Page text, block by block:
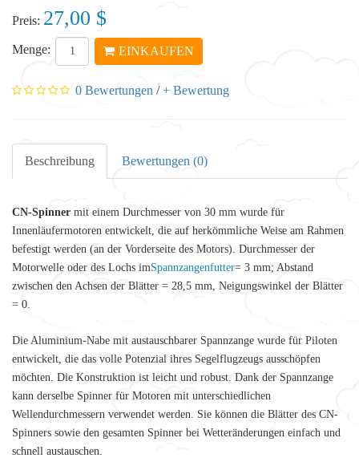
Preis: 27,00 $
Menge: EINKAUFEN
0 Bewertungen /+ Bewertung
Beschreibung Bewertungen (0)
CN-Spinner mit einem Durchmesser von 30 mm wurde für
Innenläufermotoren entwickelt, die auf herkömmliche Weise am Rahmen
befestigt werden (an der Vorderseite des Motors). Durchmesser der
Motorwelle oder des Lochs imSpannzangenfutter= 3 mm; Abstand
zwischen den Achsen der Blätter = 28,5 mm, Neigungswinkel der Blätter
= 0.
Die Aluminium-Nabe mit austauschbarer Spannzange wurde für Piloten
entwickelt, die das volle Potenzial ihres Segelflugzeugs ausschöpfen
möchten. Die Konstruktion ist leicht und robust. Dank der Spannzange
kann derselbe Spinner für Motoren mit unterschiedlichen
Wellendurchmessern verwendet werden. Sie können die Blätter des CN-
Spinners sowie den gesamten Spinner bei Wetteränderungen einfach und
schnell austauschen.